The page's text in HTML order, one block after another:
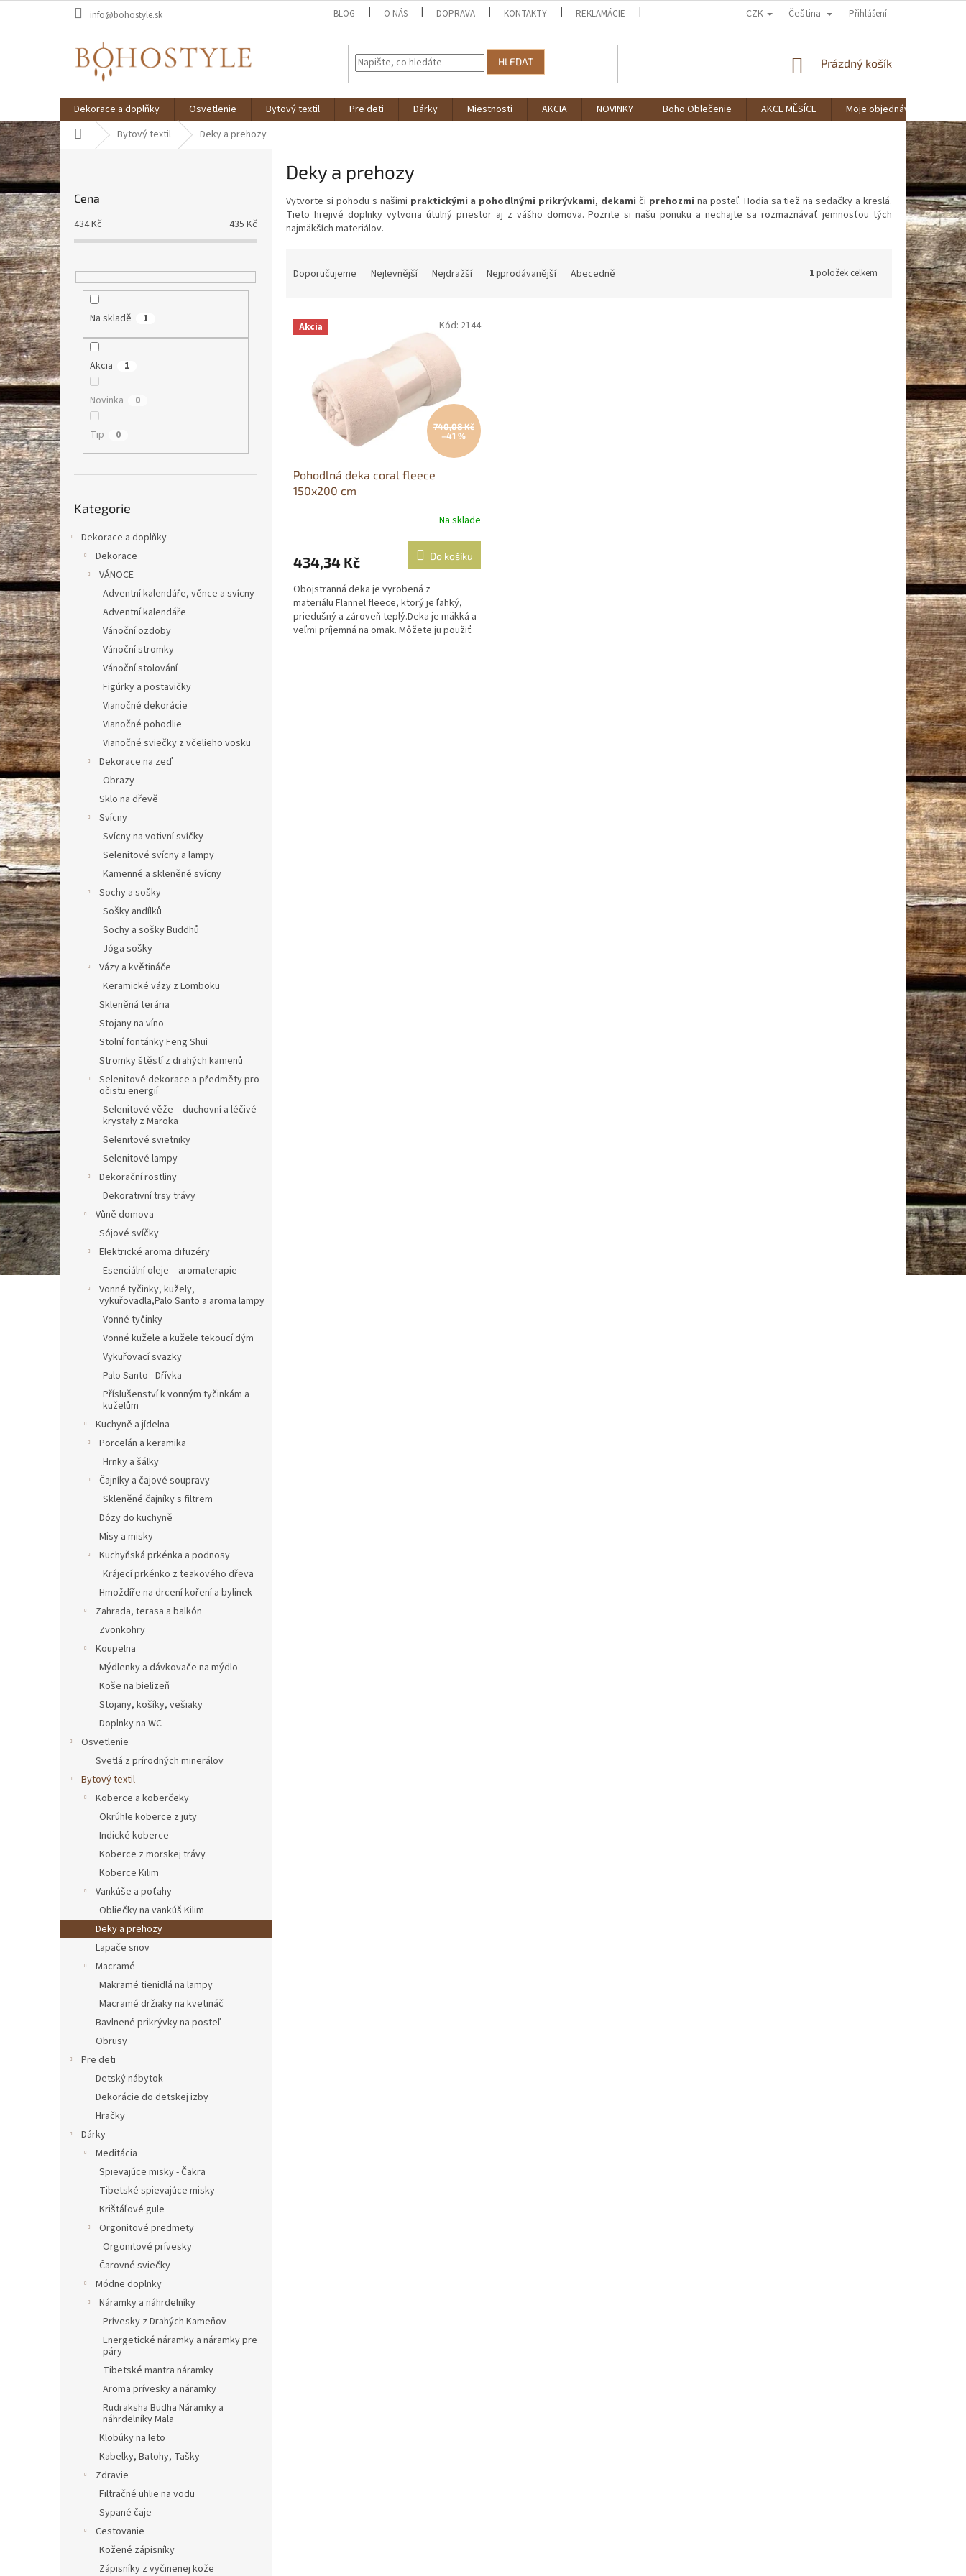
info@bohostyle.sk BLOG O NÁS DOPRAVA KONTAKTY REKLAMÁCIE SPOLUPRÁCA VERNOSTNÝ KLUB BOHOSTYLE
CZK Čeština Přihlášení
HLEDAT
NÁKUPNÍ
Prázdný košík
Dekorace a doplňky Osvetlenie Bytový textil Pre deti Dárky Miestnosti AKCIA NOVINKY Boho Oblečenie AKCE MĚSÍCE Moje objednávka
Domů Bytový textil Deky a prehozy
P
o
s
t
r
a
n
n
í
p
a
n
e
l
Cena
434Kč 435 Kč
Na skladě 1
Akcia 1
Novinka 0
Tip 0
kategorie
Kategorie
Dekorace a doplňky
Dekorace
VÁNOCE
Adventní kalendáře, věnce a svícny
Adventní kalendáře
Vánoční ozdoby
Vánoční stromky
Vánoční stolování
Figúrky a postavičky
Vianočné dekorácie
Vianočné pohodlie
Vianočné sviečky z včelieho vosku
Dekorace na zeď
Obrazy
Sklo na dřevě
Svícny
Svícny na votivní svíčky
Selenitové svícny a lampy
Kamenné a skleněné svícny
Sochy a sošky
Sošky andílků
Sochy a sošky Buddhů
Jóga sošky
Vázy a květináče
Keramické vázy z Lomboku
Skleněná terária
Stojany na víno
Stolní fontánky Feng Shui
Stromky štěstí z drahých kamenů
Selenitové dekorace a předměty pro
očistu energií
Selenitové věže – duchovní a léčivé
krystaly z Maroka
Selenitové svietniky
Selenitové lampy
Dekorační rostliny
Dekorativní trsy trávy
Vůně domova
Sójové svíčky
Elektrické aroma difuzéry
Esenciální oleje – aromaterapie
Vonné tyčinky, kužely,
vykuřovadla,Palo Santo a aroma lampy
Vonné tyčinky
Vonné kužele a kužele tekoucí dým
Vykuřovací svazky
Palo Santo - Dřívka
Příslušenství k vonným tyčinkám a
kuželům
Kuchyně a jídelna
Porcelán a keramika
Hrnky a šálky
Čajníky a čajové soupravy
Skleněné čajníky s filtrem
Dózy do kuchyně
Misy a misky
Kuchyňská prkénka a podnosy
Krájecí prkénko z teakového dřeva
Hmoždíře na drcení koření a bylinek
Zahrada, terasa a balkón
Zvonkohry
Koupelna
Mýdlenky a dávkovače na mýdlo
Koše na bielizeň
Stojany, košíky, vešiaky
Doplnky na WC
Osvetlenie
Svetlá z prírodných minerálov
Bytový textil
Koberce a koberčeky
Okrúhle koberce z juty
Indické koberce
Koberce z morskej trávy
Koberce Kilim
Vankúše a poťahy
Obliečky na vankúš Kilim
Deky a prehozy
Lapače snov
Macramé
Makramé tienidlá na lampy
Macramé držiaky na kvetináč
Bavlnené prikrývky na posteľ
Obrusy
Pre deti
Detský nábytok
Dekorácie do detskej izby
Hračky
Dárky
Meditácia
Spievajúce misky - Čakra
Tibetské spievajúce misky
Krištáľové gule
Orgonitové predmety
Orgonitové prívesky
Čarovné sviečky
Módne doplnky
Náramky a náhrdelníky
Prívesky z Drahých Kameňov
Energetické náramky a náramky pre
páry
Tibetské mantra náramky
Aroma prívesky a náramky
Rudraksha Budha Náramky a
náhrdelníky Mala
Klobúky na leto
Kabelky, Batohy, Tašky
Zdravie
Filtračné uhlie na vodu
Sypané čaje
Cestovanie
Kožené zápisníky
Zápisníky z vyčinenej kože
Deky a prehozy
Vytvorte si pohodu s našimi praktickými a pohodlnými prikrývkami, dekami či prehozmi na posteľ. Hodia sa tiež na sedačky a kreslá.
Tieto hrejivé doplnky vytvoria útulný priestor aj z vášho domova. Pozrite si našu ponuku a nechajte sa rozmaznávať jemnosťou tých
najmäkších materiálov.
n
Doporučujeme Nejlevnější Nejdražší Nejprodávanější Abecedně 1 položek celkem
V Akcia
740,08 Kč
–41 %
Pohodlná deka coral fleece
150x200 cm
Na sklade
434,34 Kč Do košíku
Obojstranná deka je vyrobená z
materiálu Flannel fleece, ktorý je ľahký,
priedušný a zároveň teplý.Deka je mäkká a
veľmi príjemná na omak. Môžete ju použiť
Kód: 2144